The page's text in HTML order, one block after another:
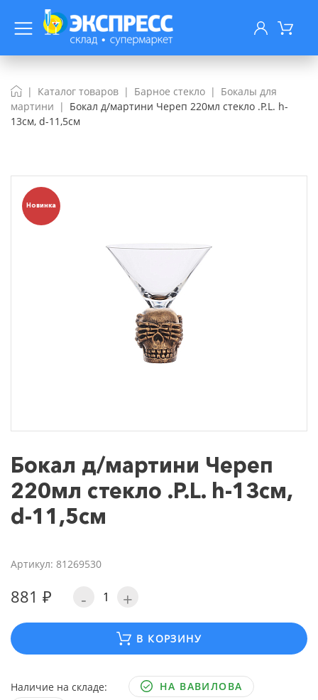
Каталог товаров Барное стекло
Бокалы для
мартини
Бокал д/мартини Череп 220мл стекло .P.L. h-
13см, d-11,5см
Новинка
Бокал д/мартини Череп
220мл стекло .P.L. h-13см,
d-11,5см
Артикул: 81269530
881 ₽ - +
В КОРЗИНУ
Наличие на складе:
НА ВАВИЛОВА